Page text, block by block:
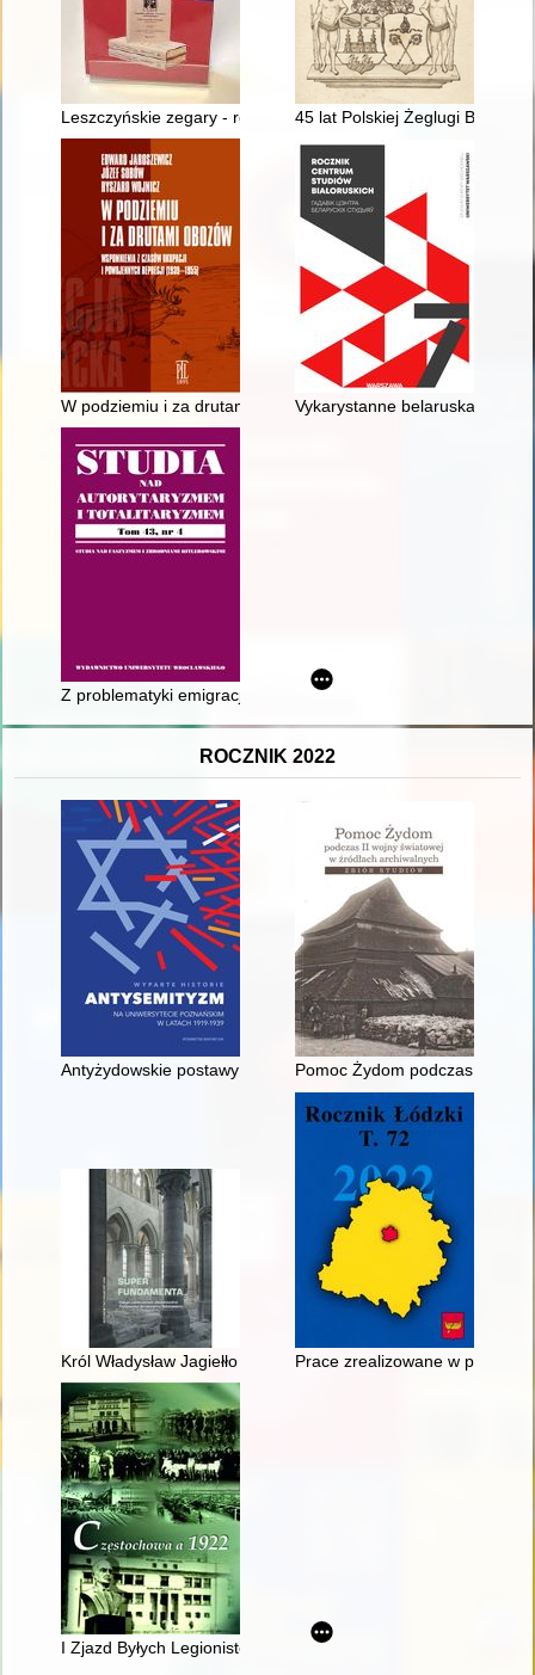
Leszczyńskie zegary - recenzja]45 lat Polskiej Żeglugi
W podziemiu i za drutami obozów : wspomnienia z czasów
Vykarystanne belaruskaj
Z problematyki emigracji z Grecji do Polski Ludowej = Issues
ROCZNIK 2022
Antyżydowskie postawy i działania na Uniwersytecie
Pomoc Żydom podczas II
Król Władysław Jagiełło i dekoracja sculptura graeca w
Prace zrealizowane w
I Zjazd Byłych Legionistów - Kraków 5-7 sierpnia 1922